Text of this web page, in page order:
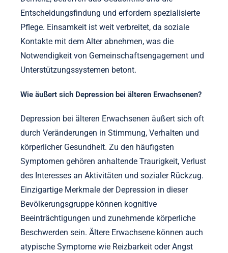
Entscheidungsfindung und erfordern spezialisierte
Pflege. Einsamkeit ist weit verbreitet, da soziale
Kontakte mit dem Alter abnehmen, was die
Notwendigkeit von Gemeinschaftsengagement und
Unterstützungssystemen betont.
Wie äußert sich Depression bei älteren Erwachsenen?
Depression bei älteren Erwachsenen äußert sich oft
durch Veränderungen in Stimmung, Verhalten und
körperlicher Gesundheit. Zu den häufigsten
Symptomen gehören anhaltende Traurigkeit, Verlust
des Interesses an Aktivitäten und sozialer Rückzug.
Einzigartige Merkmale der Depression in dieser
Bevölkerungsgruppe können kognitive
Beeinträchtigungen und zunehmende körperliche
Beschwerden sein. Ältere Erwachsene können auch
atypische Symptome wie Reizbarkeit oder Angst